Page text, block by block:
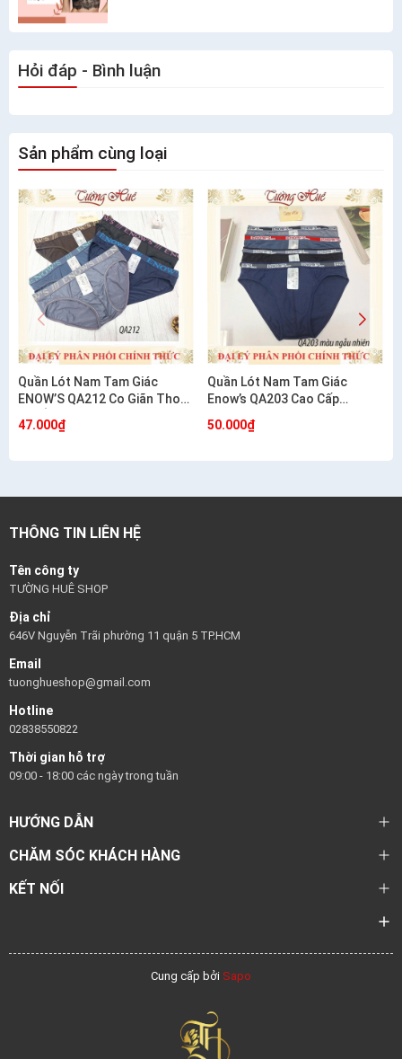
Hỏi đáp - Bình luận
Sản phẩm cùng loại
Quần Lót Nam Tam Giác
ENOW’S QA212 Co Giãn Thoải
47.000₫
Quần Lót Nam Tam Giác
Enow’s QA203 Cao Cấp
50.000₫
THÔNG TIN LIÊN HỆ
Tên công ty
TƯỜNG HUÊ SHOP
Địa chỉ
646V Nguyễn Trãi phường 11 quận 5 TP.HCM
Email
tuonghueshop@gmail.com
Hotline
02838550822
Thời gian hỗ trợ
09:00 - 18:00 các ngày trong tuần
HƯỚNG DẪN
CHĂM SÓC KHÁCH HÀNG
KẾT NỐI
Cung cấp bởi Sapo